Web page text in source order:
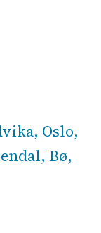
Oslo,
Bø,